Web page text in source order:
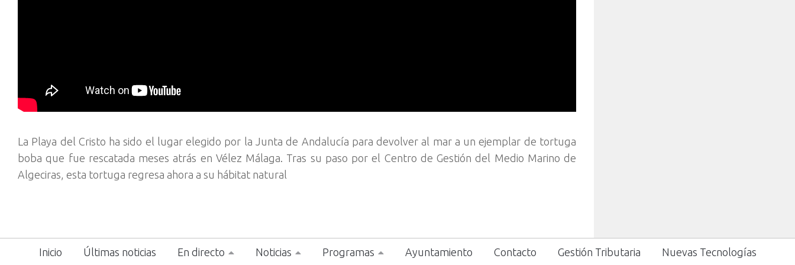
La Playa del Cristo ha sido el lugar elegido por la Junta de Andalucía para devolver al mar a un ejemplar de tortuga
boba que fue rescatada meses atrás en Vélez Málaga. Tras su paso por el Centro de Gestión del Medio Marino de
Algeciras, esta tortuga regresa ahora a su hábitat natural
Inicio Últimas noticias En directo Noticias Programas Ayuntamiento Contacto Gestión Tributaria Nuevas Tecnologías